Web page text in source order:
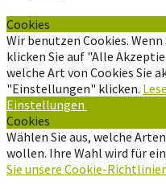
Cookies
Wir benutzen Cookies.
klicken Sie auf "Alle
welche Art von Cookies Sie
"Einstellungen" klicken.
Einstellungen
Cookies
Wählen Sie aus, welche
wollen. Ihre Wahl wird für
Sie unsere Cookie-